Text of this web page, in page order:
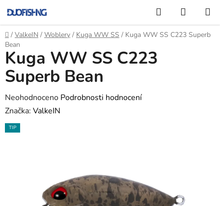
na
obsah
Hledat
KOŠÍK
Domů
/ ValkeIN / Woblery / Kuga WW SS / Kuga WW SS C223 Superb
Bean
Kuga WW SS C223
Superb Bean
Průměrné
hodnocení
produktu
Neohodnoceno Podrobnosti hodnocení
Značka: ValkeIN
TIP